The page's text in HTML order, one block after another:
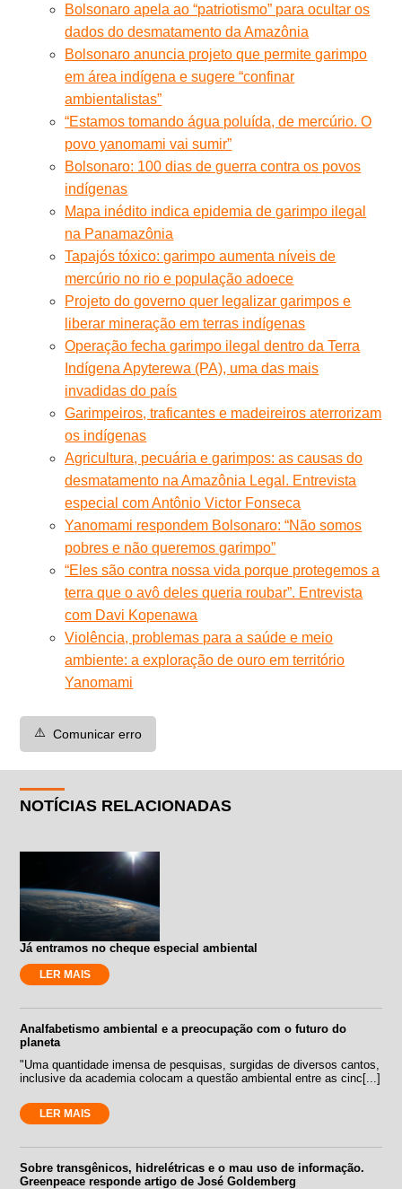
Bolsonaro apela ao “patriotismo” para ocultar os
dados do desmatamento da Amazônia
Bolsonaro anuncia projeto que permite garimpo
em área indígena e sugere “confinar
ambientalistas”
“Estamos tomando água poluída, de mercúrio. O
povo yanomami vai sumir”
Bolsonaro: 100 dias de guerra contra os povos
indígenas
Mapa inédito indica epidemia de garimpo ilegal
na Panamazônia
Tapajós tóxico: garimpo aumenta níveis de
mercúrio no rio e população adoece
Projeto do governo quer legalizar garimpos e
liberar mineração em terras indígenas
Operação fecha garimpo ilegal dentro da Terra
Indígena Apyterewa (PA), uma das mais
invadidas do país
Garimpeiros, traficantes e madeireiros aterrorizam
os indígenas
Agricultura, pecuária e garimpos: as causas do
desmatamento na Amazônia Legal. Entrevista
especial com Antônio Victor Fonseca
Yanomami respondem Bolsonaro: “Não somos
pobres e não queremos garimpo”
“Eles são contra nossa vida porque protegemos a
terra que o avô deles queria roubar”. Entrevista
com Davi Kopenawa
Violência, problemas para a saúde e meio
ambiente: a exploração de ouro em território
Yanomami
⚠️ Comunicar erro
NOTÍCIAS RELACIONADAS
Já entramos no cheque especial ambiental
LER MAIS
Analfabetismo ambiental e a preocupação com o futuro do
planeta
"Uma quantidade imensa de pesquisas, surgidas de diversos cantos,
inclusive da academia colocam a questão ambiental entre as cinc[...]
LER MAIS
Sobre transgênicos, hidrelétricas e o mau uso de informação.
Greenpeace responde artigo de José Goldemberg